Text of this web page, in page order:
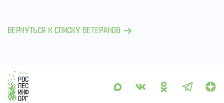
ВЕРНУТЬСЯ К СПИСКУ ВЕТЕРАНОВ